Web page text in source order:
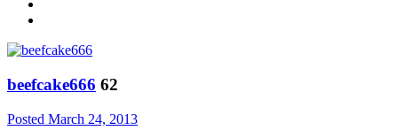
beefcake666 62
Posted March 24, 2013